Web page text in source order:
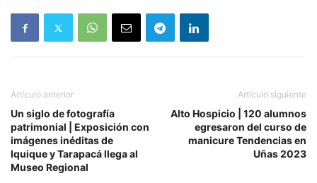
Artículo anterior
Un siglo de fotografía
patrimonial | Exposición con
imágenes inéditas de
Iquique y Tarapacá llega al
Museo Regional
Artículo siguiente
Alto Hospicio | 120 alumnos
egresaron del curso de
manicure Tendencias en
Uñas 2023